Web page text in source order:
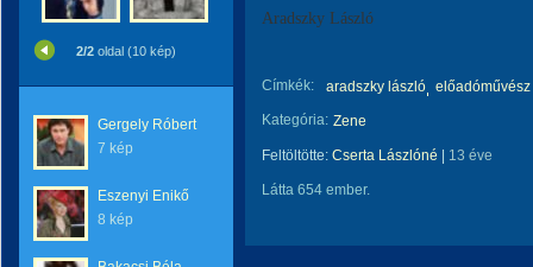
2/2 oldal (10 kép)
Gergely Róbert
7 kép
Eszenyi Enikő
8 kép
Aradszky László
Címkék: aradszky lászló előadóművész
Kategória: Zene
Feltöltötte: Cserta Lászlóné 13 éve
Látta 654 ember.